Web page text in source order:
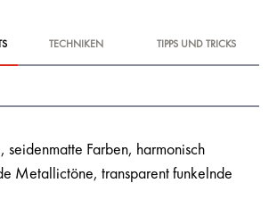
TECHNIKEN TIPPS UND TRICKS
seidenmatte Farben, harmonisch
Metallictöne, transparent funkelnde